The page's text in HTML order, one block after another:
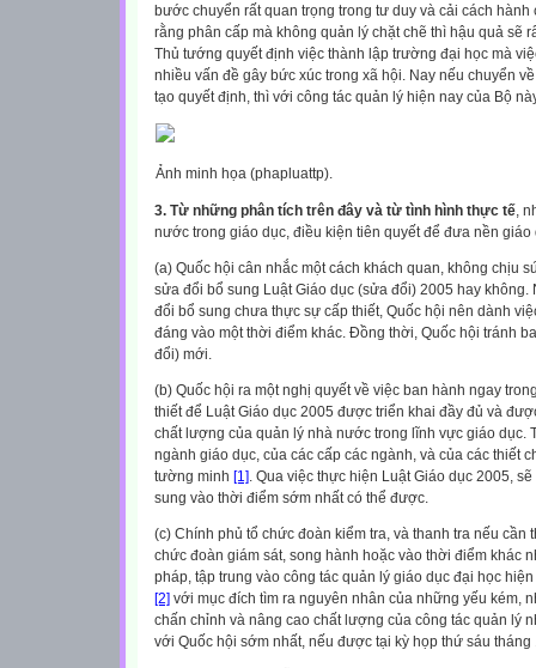
bước chuyển rất quan trọng trong tư duy và cải cách
rằng phân cấp mà không quản lý chặt chẽ thì hậu quả sẽ
Thủ tướng quyết định việc thành lập trường đại học mà
nhiều vấn đề gây bức xúc trong xã hội. Nay nếu chuyển
tạo quyết định, thì với công tác quản lý hiện nay của Bộ
Ảnh minh họa (phapluattp).
3. Từ những phân tích trên đây và từ tình hình thực tế,
nước trong giáo dục, điều kiện tiên quyết để đưa nền
(a) Quốc hội cân nhắc một cách khách quan, không chịu
sửa đổi bổ sung Luật Giáo dục (sửa đổi) 2005 hay
đổi bổ sung chưa thực sự cấp thiết, Quốc hội nên dành
đáng vào một thời điểm khác. Đồng thời, Quốc hội tránh
đổi) mới.
(b) Quốc hội ra một nghị quyết về việc ban hành ngay
thiết để Luật Giáo dục 2005 được triển khai đầy đủ và
chất lượng của quản l‎ý nhà nước trong lĩnh vực giáo dục.
ngành giáo dục, của các cấp các ngành, và của các thiết
tường minh [1]. Qua việc thực hiện Luật Giáo dục 2005,
sung vào thời điểm sớm nhất có thể được.
(c) Chính phủ tổ chức đoàn kiểm tra, và thanh tra nếu cần
chức đoàn giám sát, song hành hoặc vào thời điểm khác
pháp, tập trung vào công tác quản l‎ý giáo dục đại học
[2] với mục đích tìm ra nguyên nhân của những yếu kém,
chấn chỉnh và nâng cao chất lượng của công tác quản lý
với Quốc hội sớm nhất, nếu được tại kỳ họp thứ sáu tháng